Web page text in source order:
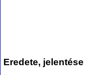
Eredete, jelentése